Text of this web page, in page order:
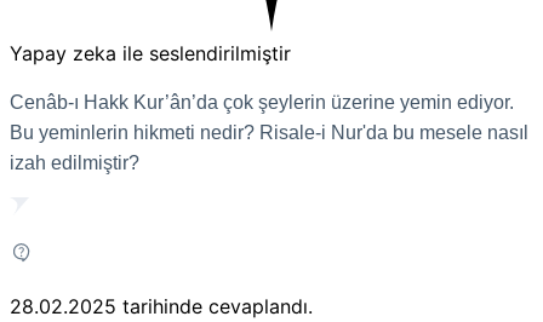
Yapay zeka ile seslendirilmiştir
Cenâb-ı Hakk Kur’ân’da çok şeylerin üzerine yemin ediyor.
Bu yeminlerin hikmeti nedir? Risale-i Nur'da bu mesele nasıl
izah edilmiştir?
28.02.2025 tarihinde cevaplandı.